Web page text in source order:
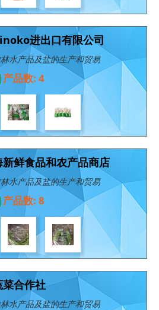
进出口有限公司
水产品及盐的生产和贸易
产品数: 4
鲜食品和农产品商店
水产品及盐的生产和贸易
产品数: 8
合作社
水产品及盐的生产和贸易